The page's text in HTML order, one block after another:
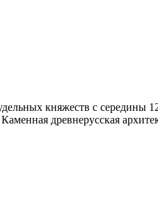
княжеств с середины
древнерусская